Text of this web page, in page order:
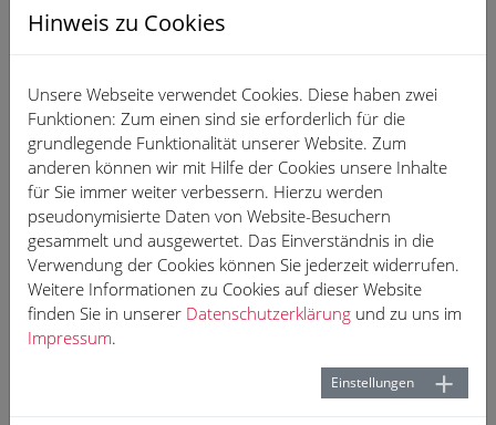
Regelung), Kraftstofftank: 70 Ltr., Lackierung: Uni-
im Lade-/FG-Raum: Kunststoff hoch
Weitere Ausstattung:
Ablagen: Schale/Fach unter Dachhimmel vorn, Airbag
Fahrer-/Beifahrerseite, Beifahrerairbag abschaltbar,
Ausführung Basis, Ausstattungs-Paket: Exterieur-Paket,
Anbauteile genarbt, Kühlergrill in Clear White,
Außenspiegel elektr. verstell- und heizbar, Außenspiegel
und Türgriffe außen schwarz genarbt, Batterie 80 Ah,
Digital Cockpit (Instrumentenanzeige Digital),
Doppeltonfanfare, Elektrische Klemmleiste 12-polig,
Fahrassistenz-System: Fernlichtregulierung (Light
Assist), Fahrassistenz-System: Geschwindigkeits-
Hinweis zu Cookies
Unsere Webseite verwendet Cookies. Diese haben zwei
Funktionen: Zum einen sind sie erforderlich für die
grundlegende Funktionalität unserer Website. Zum
anderen können wir mit Hilfe der Cookies unsere Inhalte
für Sie immer weiter verbessern. Hierzu werden
pseudonymisierte Daten von Website-Besuchern
gesammelt und ausgewertet. Das Einverständnis in die
Verwendung der Cookies können Sie jederzeit widerrufen.
Weitere Informationen zu Cookies auf dieser Website
finden Sie in unserer Datenschutzerklärung und zu uns im
Impressum.
Einstellungen